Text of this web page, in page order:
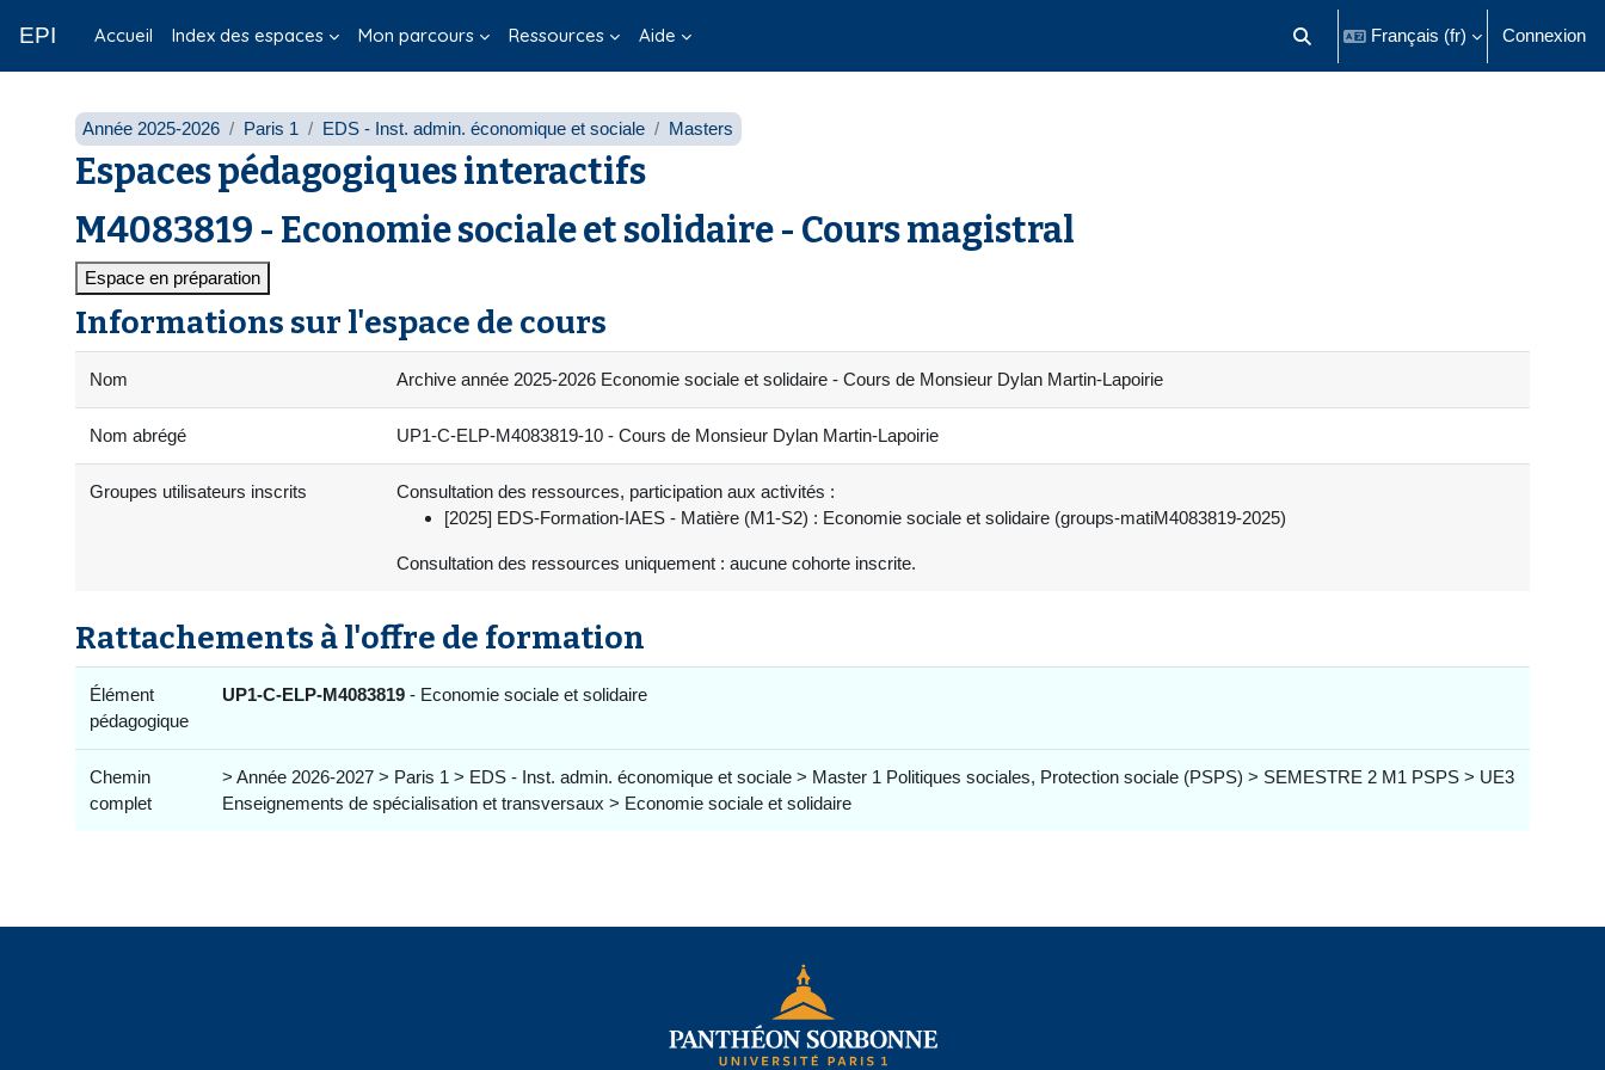
EPI Accueil Index des espaces Mon parcours Ressources Aide Activer/désactiver la saisie de
Français ‎(fr)‎ Connexion
Année 2025-2026 Paris 1 EDS - Inst. admin. économique et sociale Masters
Espaces pédagogiques interactifs
M4083819 - Economie sociale et solidaire - Cours magistral
Espace en préparation
Informations sur l'espace de cours
Nom Archive année 2025-2026 Economie sociale et solidaire - Cours de Monsieur Dylan Martin-Lapoirie
Nom abrégé UP1-C-ELP-M4083819-10 - Cours de Monsieur Dylan Martin-Lapoirie
Groupes utilisateurs inscrits
Consultation des ressources, participation aux activités :
[2025] EDS-Formation-IAES - Matière (M1-S2) : Economie sociale et solidaire (groups-matiM4083819-2025)
Consultation des ressources uniquement : aucune cohorte inscrite.
Rattachements à l'offre de formation
Élément
pédagogique
UP1-C-ELP-M4083819 - Economie sociale et solidaire
Chemin
complet
> Année 2026-2027 > Paris 1 > EDS - Inst. admin. économique et sociale > Master 1 Politiques sociales, Protection sociale (PSPS) > SEMESTRE 2 M1 PSPS > UE3
Enseignements de spécialisation et transversaux > Economie sociale et solidaire